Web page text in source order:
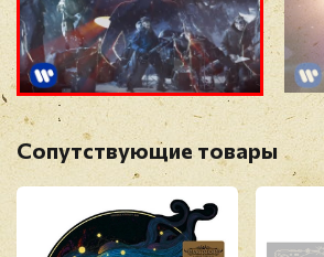
Прикрепить
Оставить отзыв
Перед публикацией
модерацию
Сопутствующие товары